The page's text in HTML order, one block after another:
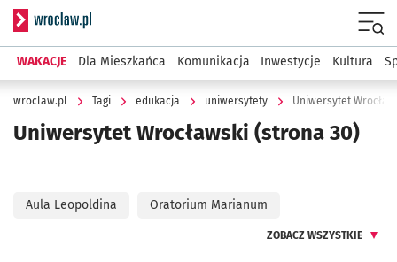
Serwis informacyjny wroclaw.pl
WAKACJE Dla Mieszkańca Komunikacja Inwestycje Kultura
wroclaw.pl Tagi edukacja uniwersytety Uniwersytet
Uniwersytet Wrocławski (strona 30)
Aula Leopoldina Oratorium Marianum
ZOBACZ WSZYSTKIE